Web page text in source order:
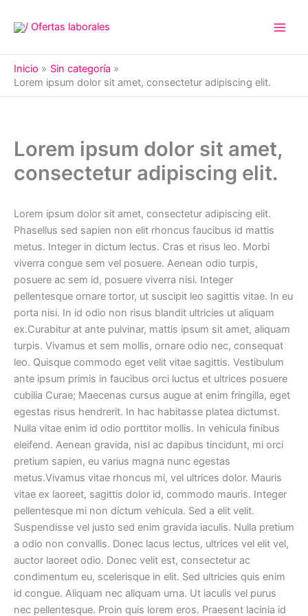
Inicio
Sin categoría
Lorem ipsum dolor sit amet, consectetur adipiscing elit.
Lorem ipsum dolor sit amet,
consectetur adipiscing elit.
Lorem ipsum dolor sit amet, consectetur adipiscing elit.
Phasellus sed sapien non elit rhoncus faucibus id mattis
metus. Integer in dictum lectus. Cras et risus leo. Morbi
viverra congue sem vel posuere. Aenean odio turpis,
posuere ac sem id, posuere viverra nisi. Integer
pellentesque ornare tortor, ut suscipit leo sagittis vitae. In eu
porta nisi. In id odio non risus blandit ultricies ut aliquam
ex.Curabitur at ante pulvinar, mattis ipsum sit amet, aliquam
turpis. Vivamus et sem mollis, ornare odio nec, consequat
leo. Quisque commodo eget velit vitae sagittis. Vestibulum
ante ipsum primis in faucibus orci luctus et ultrices posuere
cubilia Curae; Maecenas cursus augue at enim fringilla, eget
egestas risus hendrerit. In hac habitasse platea dictumst.
Nulla vitae enim id odio porttitor mollis. In vehicula finibus
eleifend. Aenean gravida, nisl ac dapibus tincidunt, mi orci
pretium sapien, eu varius magna nunc egestas
metus.Vivamus vitae rhoncus mi, vel ultrices dolor. Mauris
vitae ex laoreet, sagittis dolor id, commodo mauris. Integer
pellentesque mi non dictum vehicula. Sed a elit velit.
Suspendisse vel justo sed enim gravida iaculis. Nulla pretium
a odio non convallis. Donec lacus lectus, ultrices vel elit vel,
auctor laoreet odio. Donec velit est, consectetur ac
condimentum eu, scelerisque in elit. Sed ultricies quis enim
id congue. Aliquam nec aliquam urna. Ut iaculis vel purus
nec pellentesque. Proin quis lorem eros. Praesent lacinia id